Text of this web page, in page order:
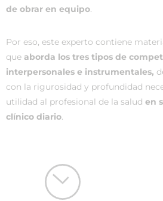
de obrar en equipo.
Por eso, este experto contiene
que aborda los tres tipos de
interpersonales e instrumentales,
con la rigurosidad y profundidad
utilidad al profesional de la salud en
clínico diario.